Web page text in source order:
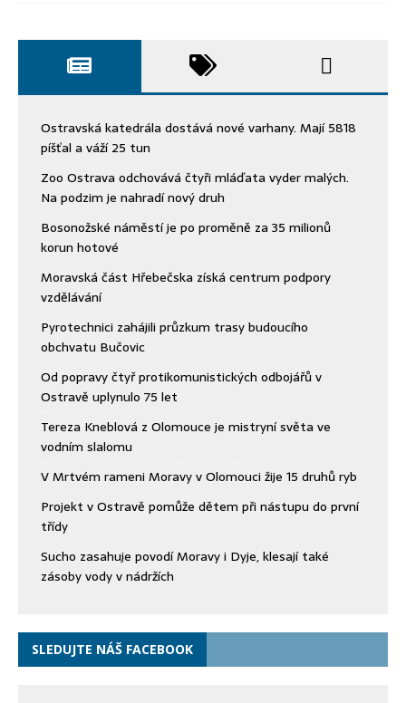
Ostravská katedrála dostává nové varhany. Mají 5818
píšťal a váží 25 tun
Zoo Ostrava odchovává čtyři mláďata vyder malých.
Na podzim je nahradí nový druh
Bosonožské náměstí je po proměně za 35 milionů
korun hotové
Moravská část Hřebečska získá centrum podpory
vzdělávání
Pyrotechnici zahájili průzkum trasy budoucího
obchvatu Bučovic
Od popravy čtyř protikomunistických odbojářů v
Ostravě uplynulo 75 let
Tereza Kneblová z Olomouce je mistryní světa ve
vodním slalomu
V Mrtvém rameni Moravy v Olomouci žije 15 druhů ryb
Projekt v Ostravě pomůže dětem při nástupu do první
třídy
Sucho zasahuje povodí Moravy i Dyje, klesají také
zásoby vody v nádržích
SLEDUJTE NÁŠ FACEBOOK